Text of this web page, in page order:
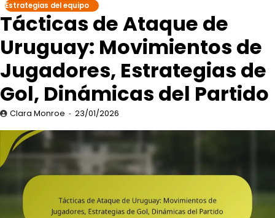
Estrategias del equipo
Tácticas de Ataque de
Uruguay: Movimientos de
Jugadores, Estrategias de
Gol, Dinámicas del Partido
Clara Monroe 23/01/2026